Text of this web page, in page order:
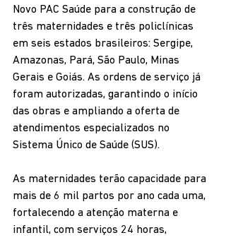
Novo PAC Saúde para a construção de
três maternidades e três policlínicas
em seis estados brasileiros: Sergipe,
Amazonas, Pará, São Paulo, Minas
Gerais e Goiás. As ordens de serviço já
foram autorizadas, garantindo o início
das obras e ampliando a oferta de
atendimentos especializados no
Sistema Único de Saúde (SUS).
As maternidades terão capacidade para
mais de 6 mil partos por ano cada uma,
fortalecendo a atenção materna e
infantil, com serviços 24 horas,